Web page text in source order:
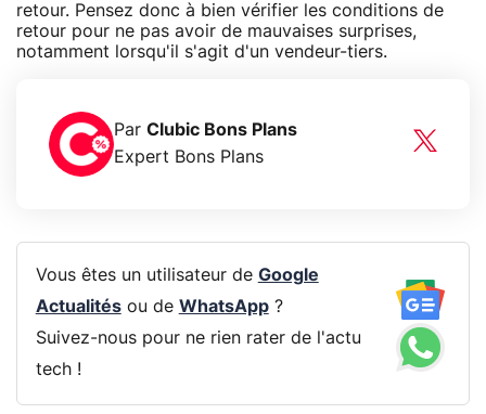
retour. Pensez donc à bien vérifier les conditions de
retour pour ne pas avoir de mauvaises surprises,
notamment lorsqu'il s'agit d'un vendeur-tiers.
Par Clubic Bons Plans
Expert Bons Plans
Vous êtes un utilisateur de Google
Actualitésou de WhatsApp?
Suivez-nous pour ne rien rater de l'actu
tech !